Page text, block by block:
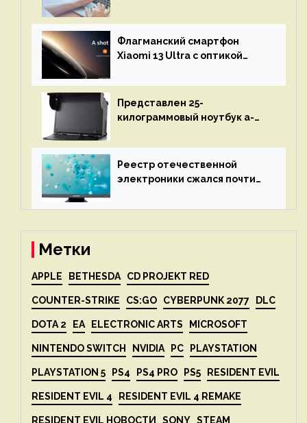
остановится до полного
восстановления кода и
объяснит, что пошло не так
Флагманский смартфон
Xiaomi 13 Ultra с оптикой
представят 18 апреля
Представлен 25-
килограммовый ноутбук a-
до 3 Тбайт DDR5 и шесть
дисплеев
Реестр отечественной
электроники сжался почти
Метки
APPLE BETHESDA CD PROJEKT RED
COUNTER-STRIKE CS:GO CYBERPUNK 2077 DLC
DOTA 2 EA ELECTRONIC ARTS MICROSOFT
NINTENDO SWITCH NVIDIA PC PLAYSTATION
PLAYSTATION 5 PS4 PS4 PRO PS5 RESIDENT EVIL
RESIDENT EVIL 4 RESIDENT EVIL 4 REMAKE
RESIDENT EVIL НОВОСТИ SONY STEAM